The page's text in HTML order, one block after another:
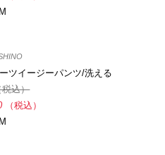
ツイージーパンツ/洗える
税込）
（税込）